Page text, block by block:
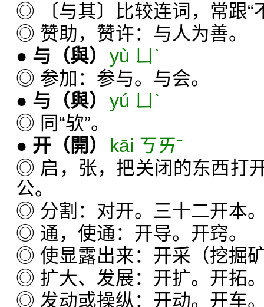
◎ 〔与其〕比较连词，常跟“
◎ 赞助，赞许：与人为善。
● 与 （與） yù ㄩˋ
◎ 参加：参与。与会。
● 与 （與） yú ㄩˋ
◎ 同“欤”。
● 开 （開）
kāi ㄎㄞˉ
◎ 启，张，把关闭的东西打
公。
◎ 分割：对开。三十二开本
◎ 通，使通：开导。开窍。
◎ 使显露出来：开采（挖掘
◎ 扩大、发展：开扩。开拓
◎ 发动或操纵：开动。开车